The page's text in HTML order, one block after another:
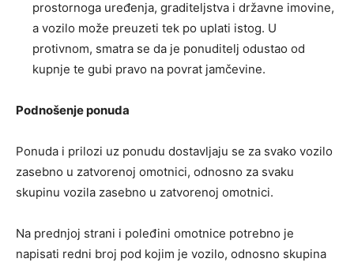
prostornoga uređenja, graditeljstva i državne imovine,
a vozilo može preuzeti tek po uplati istog. U
protivnom, smatra se da je ponuditelj odustao od
kupnje te gubi pravo na povrat jamčevine.
Podnošenje ponuda
Ponuda i prilozi uz ponudu dostavljaju se za svako vozilo
zasebno u zatvorenoj omotnici, odnosno za svaku
skupinu vozila zasebno u zatvorenoj omotnici.
Na prednjoj strani i poleđini omotnice potrebno je
napisati redni broj pod kojim je vozilo, odnosno skupina